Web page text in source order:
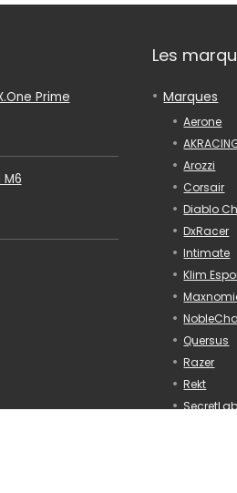
Prime
Les
Marques
Aerone
Arozzi
Corsair
Diablo
DxRacer
Intimate
Klim
Quersus
Razer
Rekt